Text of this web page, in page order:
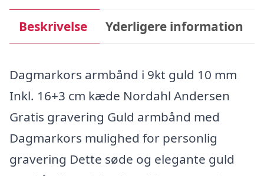
Beskrivelse Yderligere information
Dagmarkors armbånd i 9kt guld 10 mm
Inkl. 16+3 cm kæde Nordahl Andersen
Gratis gravering Guld armbånd med
Dagmarkors mulighed for personlig
gravering Dette søde og elegante guld